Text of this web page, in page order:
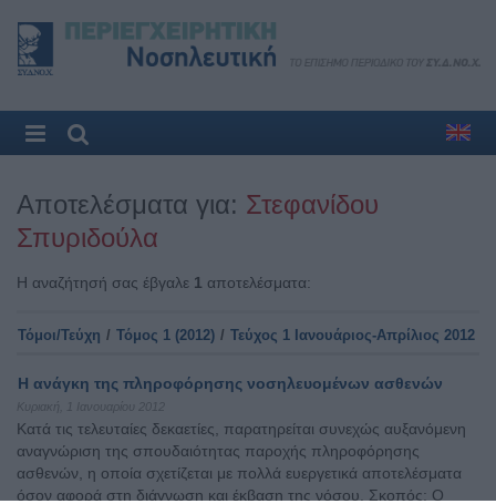
Αποτελέσματα για: Στεφανίδου
Σπυριδούλα
Η αναζήτησή σας έβγαλε 1 αποτελέσματα:
Τόμοι/Τεύχη / Τόμος 1 (2012) / Τεύχος 1 Ιανουάριος-Απρίλιος 2012
H ανάγκη της πληροφόρησης νοσηλευομένων ασθενών
Κυριακή, 1 Ιανουαρίου 2012
Kατά τις τελευταίες δεκαετίες, παρατηρείται συνεχώς αυξανόμενη
αναγνώριση της σπουδαιότητας παροχής πληροφόρησης
ασθενών, η οποία σχετίζεται με πολλά ευεργετικά αποτελέσματα
όσον αφορά στη διάγνωση και έκβαση της νόσου. Σκοπός: Ο